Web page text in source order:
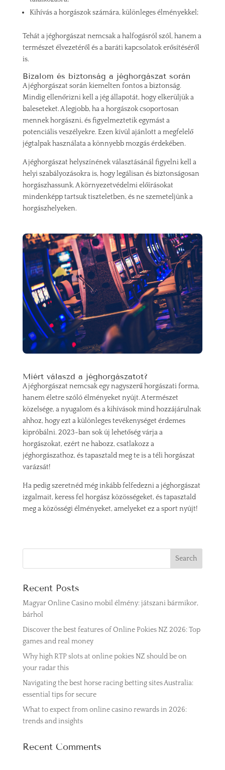
Kihívás a horgászok számára, különleges élményekkel;
Tehát a jéghorgászat nemcsak a halfogásról szól, hanem a
természet élvezetéről és a baráti kapcsolatok erősítéséről
is.
Bizalom és biztonság a jéghorgászat során
A jéghorgászat során kiemelten fontos a biztonság.
Mindig ellenőrizni kell a jég állapotát, hogy elkerüljük a
baleseteket. A legjobb, ha a horgászok csoportosan
mennek horgászni, és figyelmeztetik egymást a
potenciális veszélyekre. Ezen kívül ajánlott a megfelelő
jégtalpak használata a könnyebb mozgás érdekében.
A jéghorgászat helyszínének választásánál figyelni kell a
helyi szabályozásokra is, hogy legálisan és biztonságosan
horgászhassunk. A környezetvédelmi előírásokat
mindenképp tartsuk tiszteletben, és ne szemeteljünk a
horgászhelyeken.
Miért válaszd a jéghorgászatot?
A jéghorgászat nemcsak egy nagyszerű horgászati forma,
hanem életre szóló élményeket nyújt. A természet
közelsége, a nyugalom és a kihívások mind hozzájárulnak
ahhoz, hogy ezt a különleges tevékenységet érdemes
kipróbálni. 2023-ban sok új lehetőség várja a
horgászokat, ezért ne habozz, csatlakozz a
jéghorgászathoz, és tapasztald meg te is a téli horgászat
varázsát!
Ha pedig szeretnéd még inkább felfedezni a jéghorgászat
izgalmait, keress fel horgász közösségeket, és tapasztald
meg a közösségi élményeket, amelyeket ez a sport nyújt!
Recent Posts
Magyar Online Casino mobil élmény: játszani bármikor,
bárhol
Discover the best features of Online Pokies NZ 2026: Top
games and real money
Why high RTP slots at online pokies NZ should be on
your radar this
Navigating the best horse racing betting sites Australia:
essential tips for secure
What to expect from online casino rewards in 2026:
trends and insights
Recent Comments